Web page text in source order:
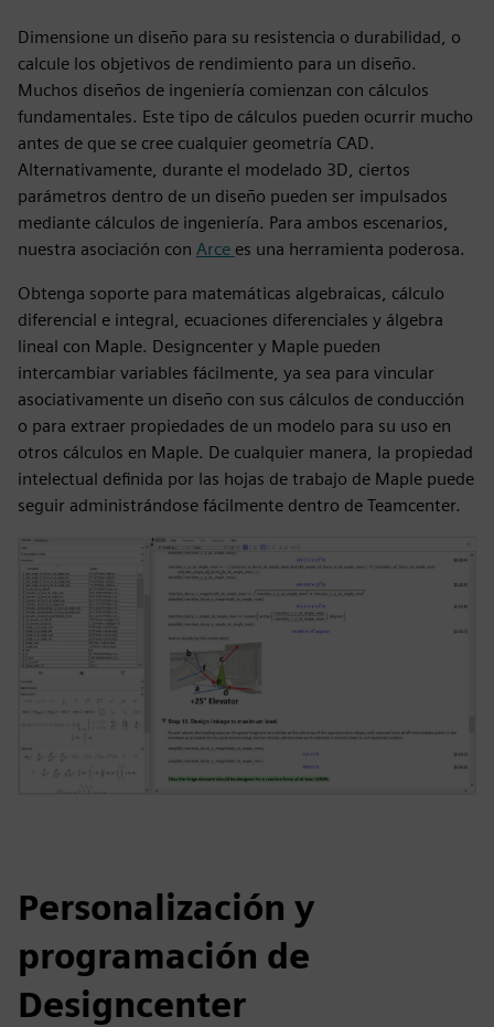
Dimensione un diseño para su resistencia o durabilidad, o
calcule los objetivos de rendimiento para un diseño.
Muchos diseños de ingeniería comienzan con cálculos
fundamentales. Este tipo de cálculos pueden ocurrir mucho
antes de que se cree cualquier geometría CAD.
Alternativamente, durante el modelado 3D, ciertos
parámetros dentro de un diseño pueden ser impulsados
mediante cálculos de ingeniería. Para ambos escenarios,
nuestra asociación con Arce es una herramienta poderosa.
Obtenga soporte para matemáticas algebraicas, cálculo
diferencial e integral, ecuaciones diferenciales y álgebra
lineal con Maple. Designcenter y Maple pueden
intercambiar variables fácilmente, ya sea para vincular
asociativamente un diseño con sus cálculos de conducción
o para extraer propiedades de un modelo para su uso en
otros cálculos en Maple. De cualquier manera, la propiedad
intelectual definida por las hojas de trabajo de Maple puede
seguir administrándose fácilmente dentro de Teamcenter.
Personalización y
programación de
Designcenter